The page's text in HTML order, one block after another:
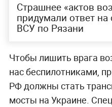
Страшнее «актов
придумали ответ
ВСУ по Рязани
Чтобы лишить врага
нас беспилотниками,
РФ должны стать
мосты на Украине.